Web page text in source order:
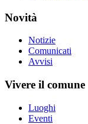
Novità
Notizie
Comunicati
Avvisi
Vivere il comune
Luoghi
Eventi